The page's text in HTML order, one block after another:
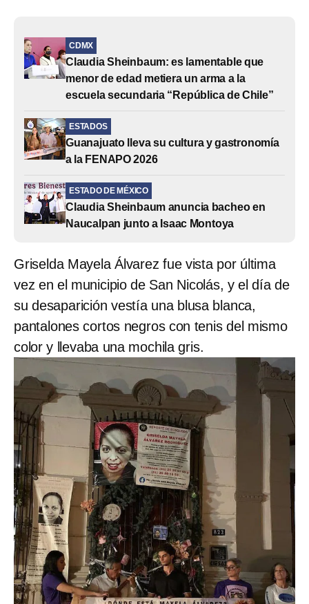
CDMX
Claudia Sheinbaum: es lamentable que
menor de edad metiera un arma a la
escuela secundaria “República de Chile”
ESTADOS
Guanajuato lleva su cultura y gastronomía
a la FENAPO 2026
ESTADO DE MÉXICO
Claudia Sheinbaum anuncia bacheo en
Naucalpan junto a Isaac Montoya
Griselda Mayela Álvarez fue vista por última
vez en el municipio de San Nicolás, y el día de
su desaparición vestía una blusa blanca,
pantalones cortos negros con tenis del mismo
color y llevaba una mochila gris.